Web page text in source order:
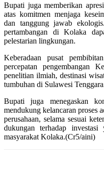
Bupati juga memberikan
atas komitmen menjaga
dan tanggung jawab
pertambangan di Kolaka
pelestarian lingkungan.
Keberadaan pusat
percepatan pengembangan
penelitian ilmiah, destinasi
tumbuhan di Sulawesi
Bupati juga menegaskan
mendukung kelancaran proses
perusahaan, selama sesuai
dukungan terhadap
masyarakat Kolaka.(Cr5/aini)